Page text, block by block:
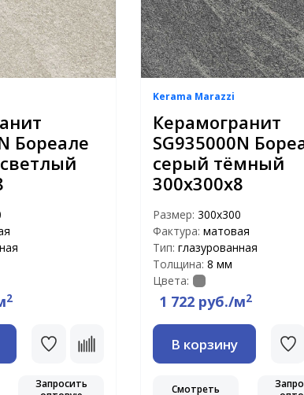
Бореале
2
Запросить
Kerama Marazzi
Керамогранит
SG935000N
серый тёмный
300х300х8
Размер: 300x300
Фактура: матовая
Тип: глазурованная
Толщина: 8 мм
Цвета:
1 722 руб./м2
В корзину
Смотреть